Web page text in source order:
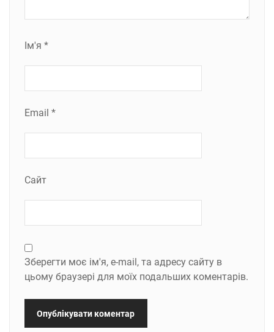
Ім'я *
Email *
Сайт
Зберегти моє ім'я, e-mail, та адресу сайту в
цьому браузері для моїх подальших коментарів.